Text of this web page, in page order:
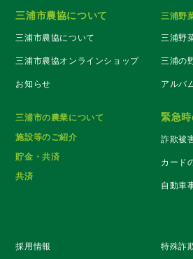
三浦市農協について
三浦市農協について
三浦市農協オンラインショップ
お知らせ
三浦野
三浦野
三浦の
アルバ
三浦市の農業について
施設等のご紹介
貯金・共済
共済
緊急
詐欺被
カード
自動車
採用情報 特殊詐